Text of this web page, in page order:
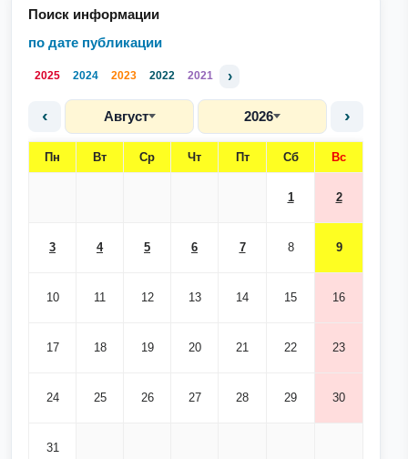
Поиск информации
по дате публикации
2025 2024 2023 2022 2021 ›
‹ Август 2026 ›
Пн Вт Ср Чт Пт Сб Вс
1 2
3 4 5 6 7 8 9
10 11 12 13 14 15 16
17 18 19 20 21 22 23
24 25 26 27 28 29 30
31